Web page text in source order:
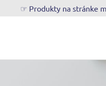
☞ Produkty na stránke